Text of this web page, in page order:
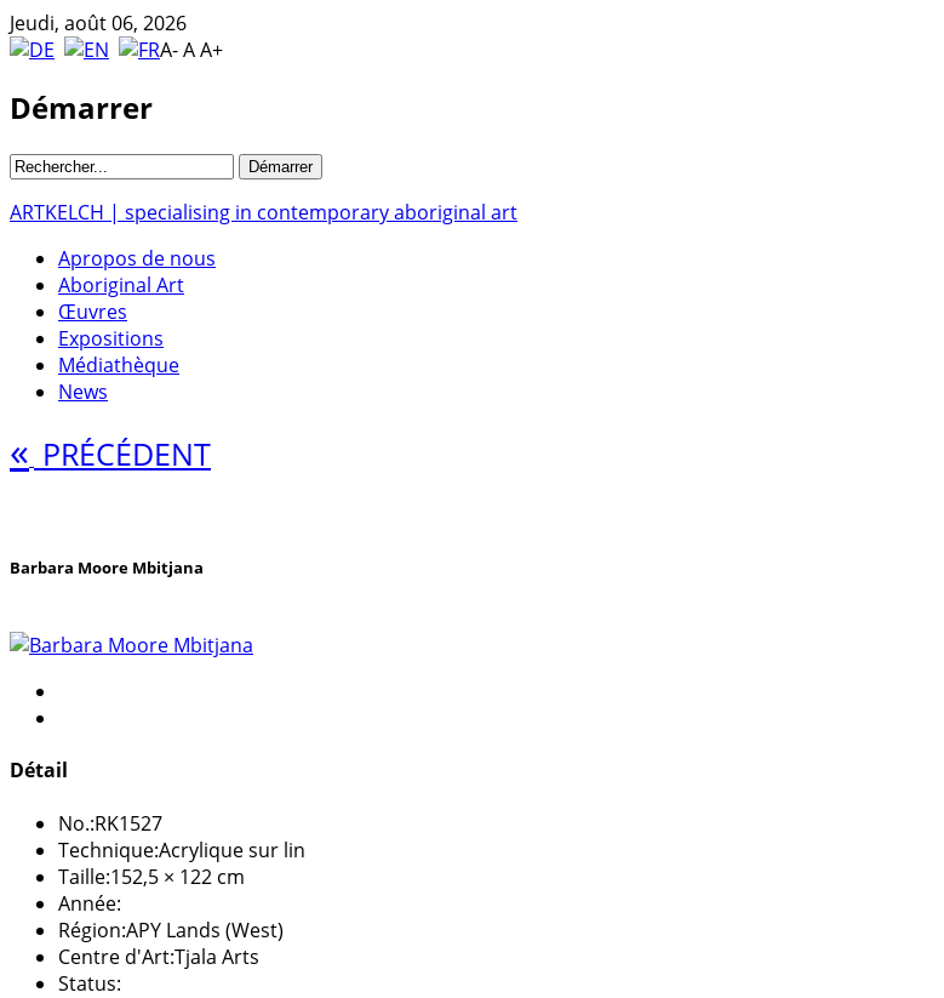
Jeudi, août 06, 2026
A-AA+
Démarrer
ARTKELCH | specialising in contemporary aboriginal art
Apropos de nous
Aboriginal Art
Œuvres
Expositions
Médiathèque
News
« PRÉCÉDENT
Barbara Moore Mbitjana
Détail
No.:RK1527
Technique:Acrylique sur lin
Taille:152,5 × 122 cm
Année:
Région:APY Lands (West)
Centre d'Art:Tjala Arts
Status: